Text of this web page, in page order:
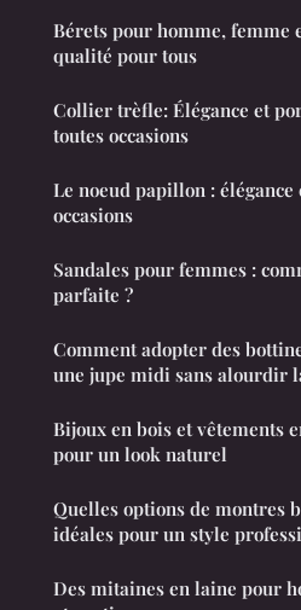
Bérets pour homme, femme
qualité pour tous
Collier trèfle: Élégance et
toutes occasions
Le noeud papillon :
occasions
Sandales pour femmes :
parfaite ?
Comment adopter des
une jupe midi sans alourdir
Bijoux en bois et vêtements
pour un look naturel
Quelles options de montres
idéales pour un style
Des mitaines en laine pour